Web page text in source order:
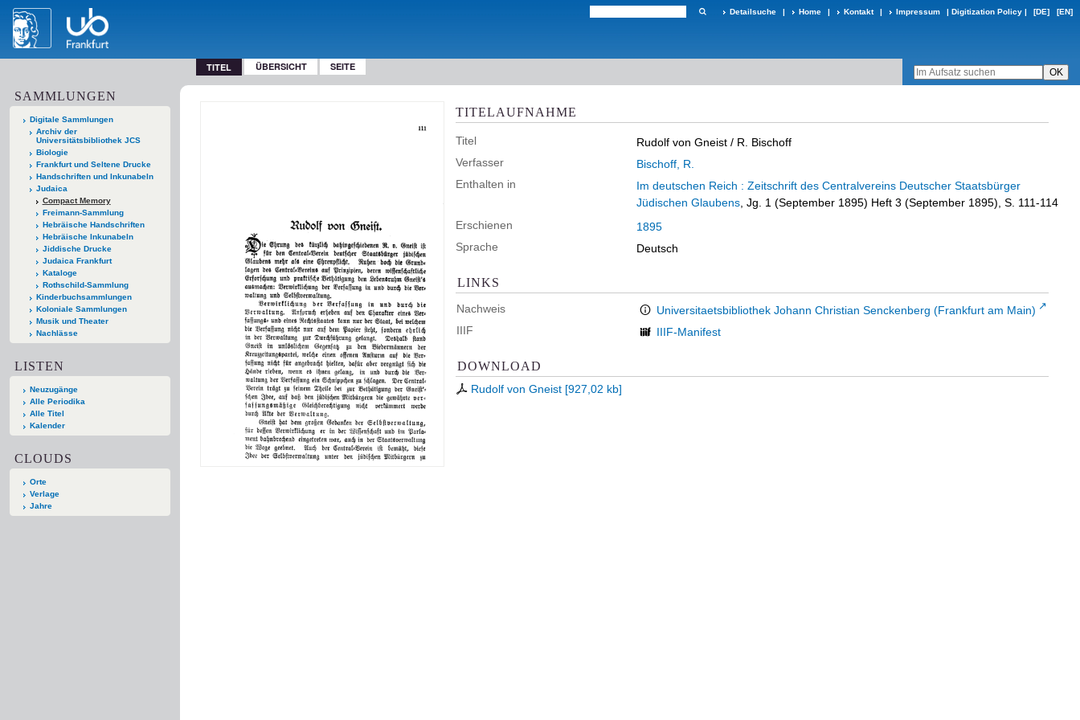
Detailsuche | Home | Kontakt | Impressum | Digitization Policy | [DE] [EN]
TITEL ÜBERSICHT SEITE
SAMMLUNGEN
Digitale Sammlungen
Archiv der
Universitätsbibliothek JCS
Biologie
Frankfurt und Seltene Drucke
Handschriften und Inkunabeln
Judaica
Compact Memory
Freimann-Sammlung
Hebräische Handschriften
Hebräische Inkunabeln
Jiddische Drucke
Judaica Frankfurt
Kataloge
Rothschild-Sammlung
Kinderbuchsammlungen
Koloniale Sammlungen
Musik und Theater
Nachlässe
LISTEN
Neuzugänge
Alle Periodika
Alle Titel
Kalender
CLOUDS
Orte
Verlage
Jahre
TITELAUFNAHME
Titel Rudolf von Gneist / R. Bischoff
Verfasser
Bischoff, R.
Enthalten in
Im deutschen Reich : Zeitschrift des Centralvereins Deutscher Staatsbürger
Jüdischen Glaubens , Jg. 1 (September 1895) Heft 3 (September 1895), S. 111-114
Erschienen
1895
Sprache
Deutsch
LINKS
Nachweis
Universitaetsbibliothek Johann Christian Senckenberg (Frankfurt am Main)
IIIF
IIIF-Manifest
DOWNLOAD
Rudolf von Gneist [927,02 kb]